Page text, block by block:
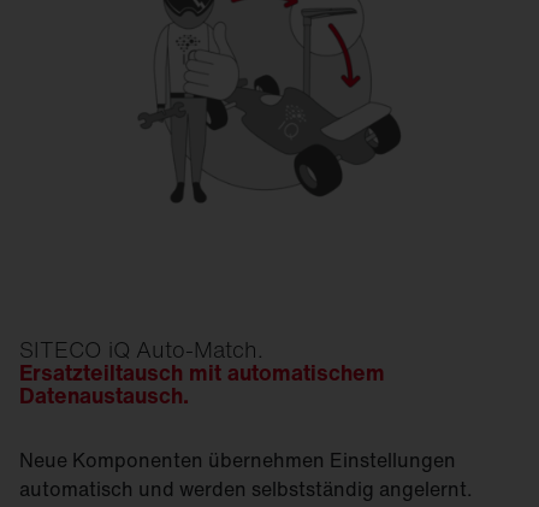
SITECO iQ Auto-Match.
Ersatzteiltausch mit automatischem
Datenaustausch.
Neue Komponenten übernehmen Einstellungen
automatisch und werden selbstständig angelernt.